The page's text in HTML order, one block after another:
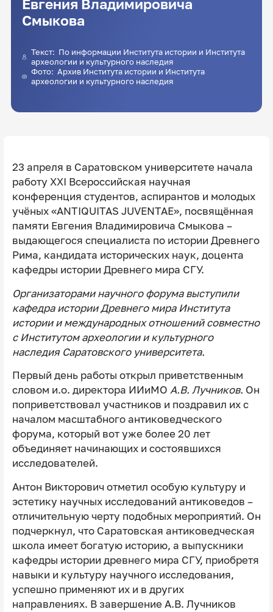
Евгения Владимировича
Смыкова
Текст: По информации Института истории и Института
археологии и культурного наследия
Фото: Архив Института истории и Института
археологии и культурного наследия
23 апреля в Саратовском университете начала
работу XXI Всероссийская научная
конференция студентов, аспирантов и молодых
учёных «ANTIQUITAS JUVENTAE», посвящённая
памяти Евгения Владимировича Смыкова –
выдающегося специалиста по истории Древнего
Рима, кандидата исторических наук, доцента
кафедры истории Древнего мира СГУ.
Организаторами научного форума выступили
кафедра истории Древнего мира Института
истории и международных отношений совместно
с Институтом археологии и культурного
наследия Саратовского университета.
Первый день работы открыл приветственным
словом и.о. директора ИИиМО А.В. Лучников. Он
поприветствовал участников и поздравил их с
началом масштабного антиковедческого
форума, который вот уже более 20 лет
объединяет начинающих и состоявшихся
исследователей.
Антон Викторович отметил особую культуру и
эстетику научных исследований антиковедов –
отличительную черту подобных мероприятий. Он
подчеркнул, что Саратовская антиковедческая
школа имеет богатую историю, а выпускники
кафедры истории древнего мира СГУ, приобретя
навыки и культуру научного исследования,
успешно применяют их и в других
направлениях. В завершение А.В. Лучников